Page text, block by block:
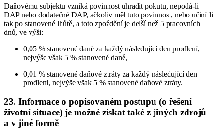
Daňovému subjektu vzniká povinnost uhradit pokutu, nepodá-li
DAP nebo dodatečné DAP, ačkoliv měl tuto povinnost, nebo učiní-li
tak po stanovené lhůtě, a toto zpoždění je delší než 5 pracovních
dnů, ve výši:
0,05 % stanovené daně za každý následující den prodlení,
nejvýše však 5 % stanovené daně,
0,01 % stanovené daňové ztráty za každý následující den
prodlení, nejvýše však 5 % stanovené daňové ztráty.
23. Informace o popisovaném postupu (o řešení
životní situace) je možné získat také z jiných zdrojů
a v jiné formě